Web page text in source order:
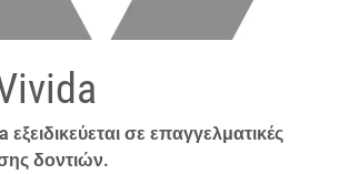
σε επαγγελματικές
δοντιών.